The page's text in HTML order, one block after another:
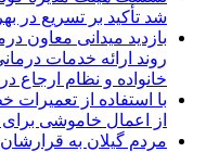
شد تأکید بر تسریع در
بازدید میدانی معاون
روند ارائه خدمات
خانواده و نظام ارجاع
از اعمال خاموشی
مردم گیلان به